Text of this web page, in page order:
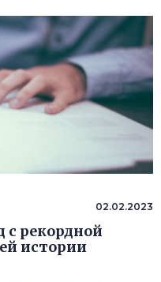
02.02.2023
с рекордной
истории